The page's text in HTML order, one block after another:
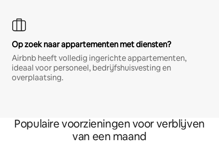
Op zoek naar appartementen met diensten?
Airbnb heeft volledig ingerichte appartementen,
ideaal voor personeel, bedrijfshuisvesting en
overplaatsing.
Populaire voorzieningen voor verblijven
van een maand